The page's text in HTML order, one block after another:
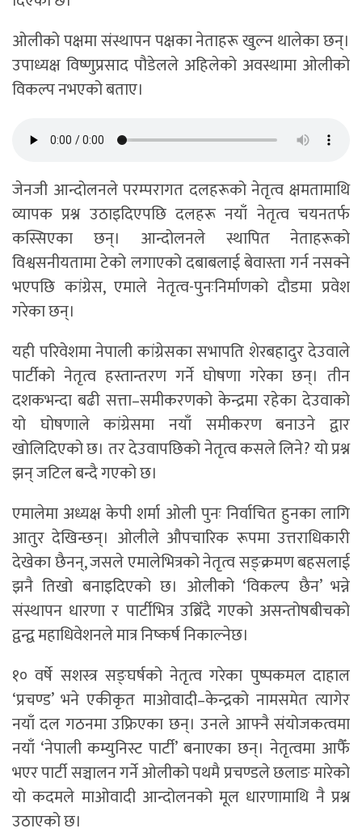
ओलीको पक्षमा संस्थापन पक्षका नेताहरू खुल्न थालेका छन्।
उपाध्यक्ष विष्णुप्रसाद पौडेलले अहिलेको अवस्थामा ओलीको
विकल्प नभएको बताए।
जेनजी आन्दोलनले परम्परागत दलहरूको नेतृत्व क्षमतामाथि
व्यापक प्रश्न उठाइदिएपछि दलहरू नयाँ नेतृत्व चयनतर्फ
कस्सिएका छन्। आन्दोलनले स्थापित नेताहरूको
विश्वसनीयतामा टेको लगाएको दबाबलाई बेवास्ता गर्न नसक्ने
भएपछि कांग्रेस, एमाले नेतृत्व-पुनःनिर्माणको दौडमा प्रवेश
गरेका छन्।
यही परिवेशमा नेपाली कांग्रेसका सभापति शेरबहादुर देउवाले
पार्टीको नेतृत्व हस्तान्तरण गर्ने घोषणा गरेका छन्। तीन
दशकभन्दा बढी सत्ता–समीकरणको केन्द्रमा रहेका देउवाको
यो घोषणाले कांग्रेसमा नयाँ समीकरण बनाउने द्वार
खोलिदिएको छ। तर देउवापछिको नेतृत्व कसले लिने? यो प्रश्न
झन् जटिल बन्दै गएको छ।
एमालेमा अध्यक्ष केपी शर्मा ओली पुनः निर्वाचित हुनका लागि
आतुर देखिन्छन्। ओलीले औपचारिक रूपमा उत्तराधिकारी
देखेका छैनन्, जसले एमालेभित्रको नेतृत्व सङ्क्रमण बहसलाई
झनै तिखो बनाइदिएको छ। ओलीको ‘विकल्प छैन’ भन्ने
संस्थापन धारणा र पार्टीभित्र उब्रिँदै गएको असन्तोषबीचको
द्वन्द्व महाधिवेशनले मात्र निष्कर्ष निकाल्नेछ।
१० वर्षे सशस्त्र सङ्घर्षको नेतृत्व गरेका पुष्पकमल दाहाल
‘प्रचण्ड’ भने एकीकृत माओवादी–केन्द्रको नामसमेत त्यागेर
नयाँ दल गठनमा उफ्रिएका छन्। उनले आफ्नै संयोजकत्वमा
नयाँ ‘नेपाली कम्युनिस्ट पार्टी’ बनाएका छन्। नेतृत्वमा आफैँ
भएर पार्टी सञ्चालन गर्ने ओलीको पथमै प्रचण्डले छलाङ मारेको
यो कदमले माओवादी आन्दोलनको मूल धारणामाथि नै प्रश्न
उठाएको छ।